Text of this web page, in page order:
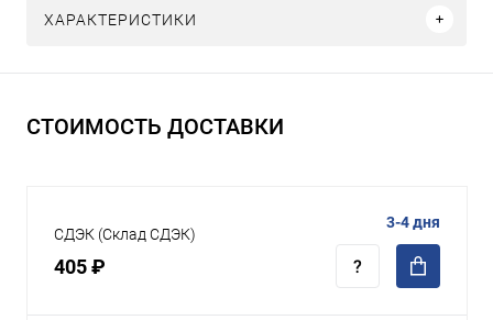
ХАРАКТЕРИСТИКИ
СТОИМОСТЬ ДОСТАВКИ
СДЭК (Склад СДЭК)
405 ₽
3-4 дня